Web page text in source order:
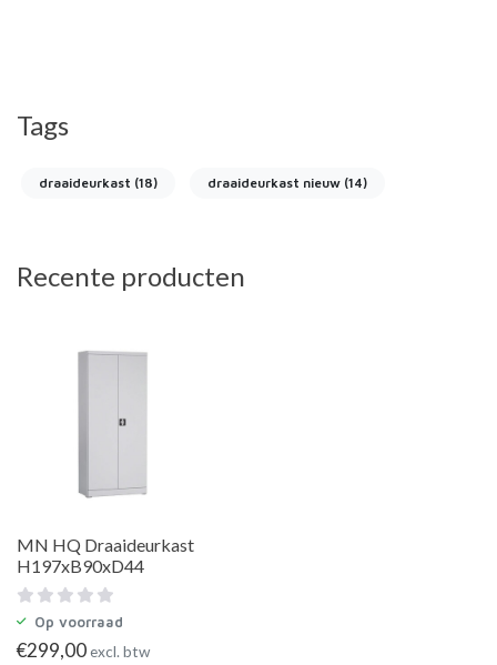
Tags
draaideurkast (18) draaideurkast nieuw (14)
Recente producten
MN HQ Draaideurkast
H197xB90xD44
Op voorraad
€299,00excl. btw